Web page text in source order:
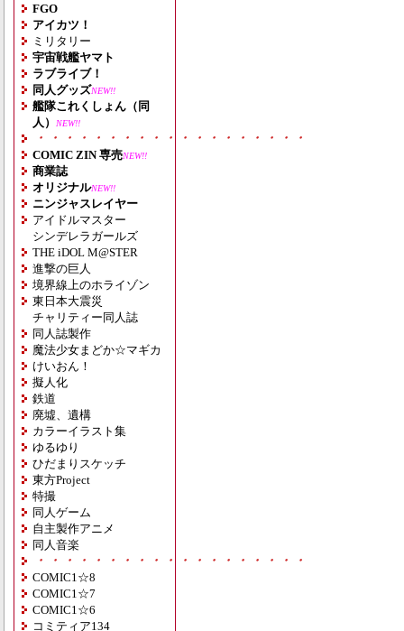
FGO
アイカツ！
ミリタリー
宇宙戦艦ヤマト
ラブライブ！
同人グッズNEW!!
艦隊これくしょん（同
人）
NEW!!
・・・・・・・・・・・・・・・・・・・
COMIC ZIN 専売NEW!!
商業誌
オリジナルNEW!!
ニンジャスレイヤー
アイドルマスター
シンデレラガールズ
THE iDOL M@STER
進撃の巨人
境界線上のホライゾン
東日本大震災
チャリティー同人誌
同人誌製作
魔法少女まどか☆マギカ
けいおん！
擬人化
鉄道
廃墟、遺構
カラーイラスト集
ゆるゆり
ひだまりスケッチ
東方Project
特撮
同人ゲーム
自主製作アニメ
同人音楽
・・・・・・・・・・・・・・・・・・・
COMIC1☆8
COMIC1☆7
COMIC1☆6
コミティア134